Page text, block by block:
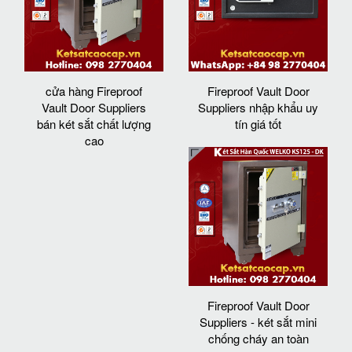
cửa hàng Fireproof
Vault Door Suppliers
bán két sắt chất lượng
cao
Fireproof Vault Door
Suppliers nhập khẩu uy
tín giá tốt
Fireproof Vault Door
Suppliers - két sắt mini
chống cháy an toàn